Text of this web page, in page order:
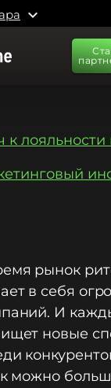
expand_more
к лояльности
рынок
в себя
И
новые
можно